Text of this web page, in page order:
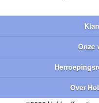
Onze
Over